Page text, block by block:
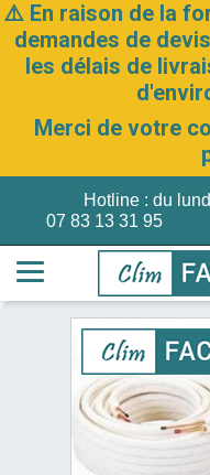
⚠️ En raison de la
demandes de
les délais de
Merci de votre
07 83 13 31 95
Hotline : du